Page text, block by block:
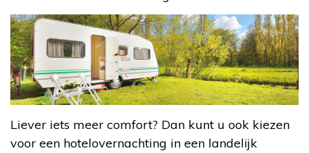
Liever iets meer comfort? Dan kunt u ook kiezen
voor een hotelovernachting in een landelijk